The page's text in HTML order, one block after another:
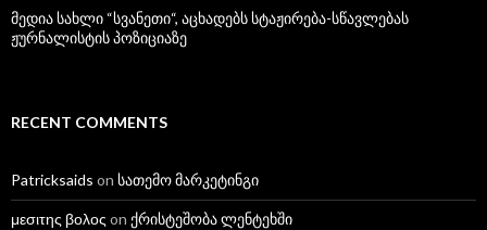
მედია სახლი “სვანეთი“, აცხადებს სტაჟირება-სწავლებას
ჟურნალისტის პოზიციაზე
RECENT COMMENTS
Patricksaids on სათემო მარკეტინგი
μεσιτης βολος on ქრისტეშობა ლენტეხში